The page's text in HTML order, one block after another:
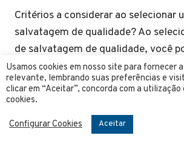
Critérios a considerar ao selecionar
salvatagem de qualidade? Ao
de salvatagem de qualidade, você
os seguintes critérios:
1. Acreditação e reconhecimento:
reconhecida na área de segurança
Usamos cookies em nosso site para fornecer
relevante, lembrando suas preferências e
clicar em “Aceitar”, concorda com a utilização
cookies.
Configurar Cookies Aceitar